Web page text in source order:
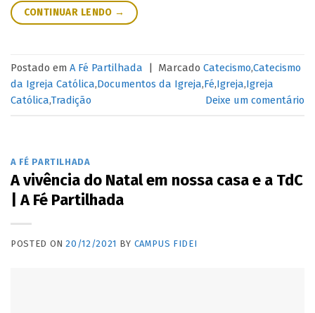
CONTINUAR LENDO →
Postado em A Fé Partilhada | Marcado Catecismo,Catecismo
da Igreja Católica,Documentos da Igreja,Fé,Igreja,Igreja
Católica,Tradição Deixe um comentário
A FÉ PARTILHADA
A vivência do Natal em nossa casa e a TdC
| A Fé Partilhada
POSTED ON20/12/2021 BY CAMPUS FIDEI